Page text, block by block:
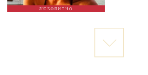
ЛЮБОПИТНО